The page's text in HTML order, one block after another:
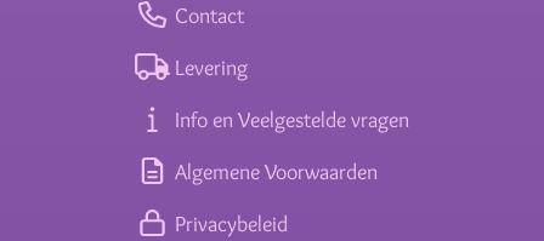
Contact
Levering
Info en Veelgestelde vragen
Algemene Voorwaarden
Privacybeleid